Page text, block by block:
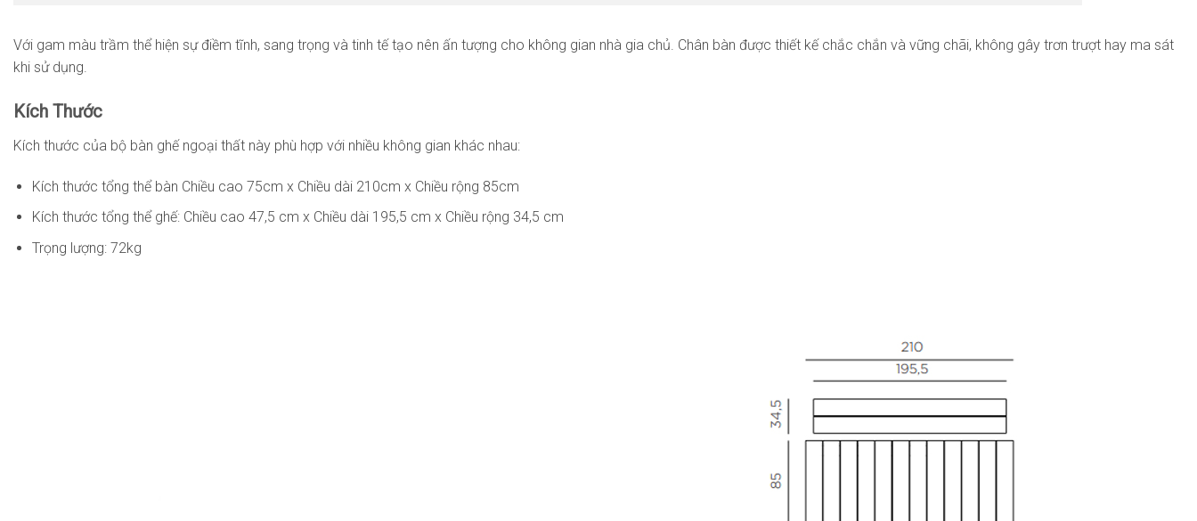
Với gam màu trầm thể hiện sự điềm tĩnh, sang trọng và tinh tế tạo nên ấn tượng cho không gian nhà gia chủ. Chân bàn được thiết kế chắc chắn và vững chãi, không gây trơn trượt hay ma sát
khi sử dụng.
Kích Thước
Kích thước của bộ bàn ghế ngoại thất này phù hợp với nhiều không gian khác nhau:
Kích thước tổng thể bàn Chiều cao 75cm x Chiều dài 210cm x Chiều rộng 85cm
Kích thước tổng thể ghế: Chiều cao 47,5 cm x Chiều dài 195,5 cm x Chiều rộng 34,5 cm
Trọng lượng: 72kg